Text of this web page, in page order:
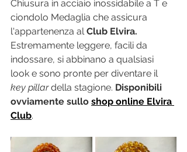
Chiusura in acciaio inossidabile a T e
ciondolo Medaglia che assicura
l'appartenenza al Club Elvira.
Estremamente leggere, facili da
indossare, si abbinano a qualsiasi
look e sono pronte per diventare il
key pillar della stagione. Disponibili
ovviamente sullo shop online Elvira
Club.